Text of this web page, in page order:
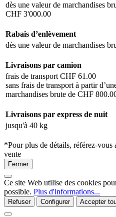
dès une valeur de marchandises
CHF 3'000.00
Rabais d’enlèvement
dès une valeur de marchandises
Livraisons par camion
frais de transport CHF 61.00
sans frais de transport à partir
marchandises brute de CHF
Livraisons par express de nuit
jusqu'à 40 kg
*Pour plus de détails, référez-vous
vente
Fermer
Ce site Web utilise des cookies
possible. Plus d'informations...
Refuser Configurer Accepter